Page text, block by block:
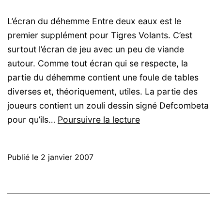
L’écran du déhemme Entre deux eaux est le
premier supplément pour Tigres Volants. C’est
surtout l’écran de jeu avec un peu de viande
autour. Comme tout écran qui se respecte, la
partie du déhemme contient une foule de tables
diverses et, théoriquement, utiles. La partie des
joueurs contient un zouli dessin signé Defcombeta
pour qu’ils… Poursuivre la lectureTigres
Publié le 2 janvier 2007